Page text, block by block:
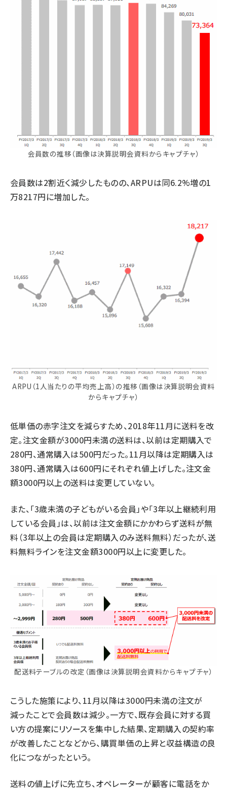
会員数の推移（画像は決算説明会資料からキャプチャ）
会員数は2割近く減少したものの、ARPUは同6.2%増の1
万8217円に増加した。
ARPU（1人当たりの平均売上高）の推移（画像は決算説明会資料
からキャプチャ）
低単価の赤字注文を減らすため、2018年11月に送料を改
定。注文金額が3000円未満の送料は、以前は定期購入で
280円、通常購入は500円だった。11月以降は定期購入は
380円、通常購入は600円にそれぞれ値上げした。注文金
額3000円以上の送料は変更していない。
また、「3歳未満の子どもがいる会員」や「3年以上継続利用
している会員」は、以前は注文金額にかかわらず送料が無
料（3年以上の会員は定期購入のみ送料無料）だったが、送
料無料ラインを注文金額3000円以上に変更した。
配送料テーブルの改定（画像は決算説明会資料からキャプチャ）
こうした施策により、11月以降は3000円未満の注文が
減ったことで会員数は減少。一方で、既存会員に対する買
い方の提案にリソースを集中した結果、定期購入の契約率
が改善したことなどから、購買単価の上昇と収益構造の良
化につながったという。
送料の値上げに先立ち、オペレーターが顧客に電話をか